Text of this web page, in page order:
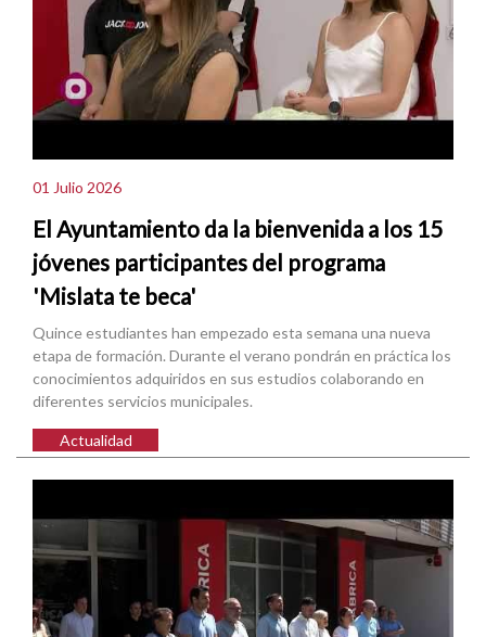
01 Julio 2026
El Ayuntamiento da la bienvenida a los 15
jóvenes participantes del programa
'Mislata te beca'
Quince estudiantes han empezado esta semana una nueva
etapa de formación. Durante el verano pondrán en práctica los
conocimientos adquiridos en sus estudios colaborando en
diferentes servicios municipales.
Actualidad